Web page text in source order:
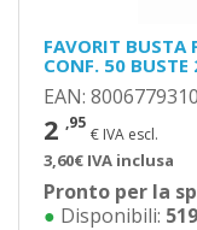
FAVORIT BUSTA
CONF. 50 BUSTE
EAN:
2 ,95
€ IVA escl.
3,60€ IVA inclusa
Pronto per la
● Disponibili: 519